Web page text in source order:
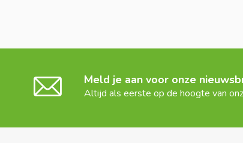
Meld je aan voor onze
Altijd als eerste op de hoogte van